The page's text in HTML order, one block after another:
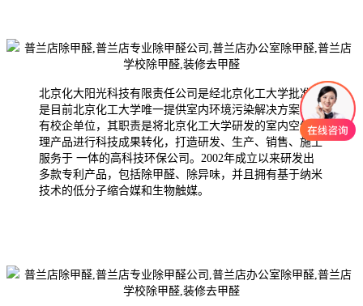
北京化大阳光科技有限责任公司是经北京化工大学批准，
是目前北京化工大学唯一提供室内环境污染解决方案的国
有校企单位，其职责是将北京化工大学研发的室内空气治
理产品进行科技成果转化，打造研发、生产、销售、施工
服务于 一体的高科技环保公司。2002年成立以来研发出
多款专利产品，包括除甲醛、除异味，并且拥有基于纳米
技术的低分子缩合媒和生物触媒。